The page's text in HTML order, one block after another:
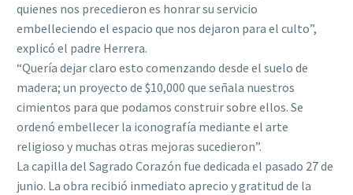
quienes nos precedieron es honrar su servicio
embelleciendo el espacio que nos dejaron para el culto”,
explicó el padre Herrera.
“Quería dejar claro esto comenzando desde el suelo de
madera; un proyecto de $10,000 que señala nuestros
cimientos para que podamos construir sobre ellos. Se
ordenó embellecer la iconografía mediante el arte
religioso y muchas otras mejoras sucedieron”.
La capilla del Sagrado Corazón fue dedicada el pasado 27 de
junio. La obra recibió inmediato aprecio y gratitud de la